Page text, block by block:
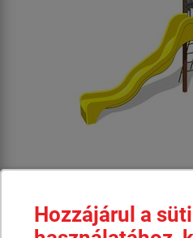
Négyoldalú torony, pártázatos
Hozzájárul a